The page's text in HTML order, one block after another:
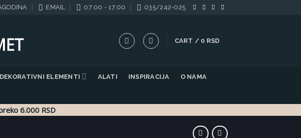
EMAIL 07:00 - 17:00 035/242-025
CART / 0 RSD
DEKORATIVNI ELEMENTI ALATI INSPIRACIJA O NAMA
6.000 RSD